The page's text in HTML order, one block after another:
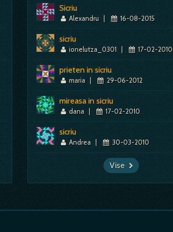
Sicriu
Alexandru | 16-08-2015
sicriu
ionelutza_0301 | 17-02-2010
prieten in sicriu
maria | 29-06-2012
mireasa in sicriu
dana | 17-02-2010
sicriu
Andrea | 30-03-2010
Vise